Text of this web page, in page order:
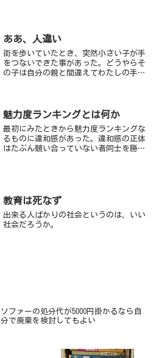
ああ、人違い
街を歩いていたとき、突然小さい子が手
をつないできた事があった。どうやらそ
の子は自分の親と間違えてわたしの手を
顔である。その子がわたし...
魅力度ランキングとは何か
最初にみたときから魅力度ランキングな
るものに違和感があった。違和感の正体
はたぶん競い合っていない者同士を勝手
教育は死なず
出来る人ばかりの社会というのは、いい
社会だろうか。
ソファーの処分代が5000円掛かるなら自
分で廃棄を検討してもよい